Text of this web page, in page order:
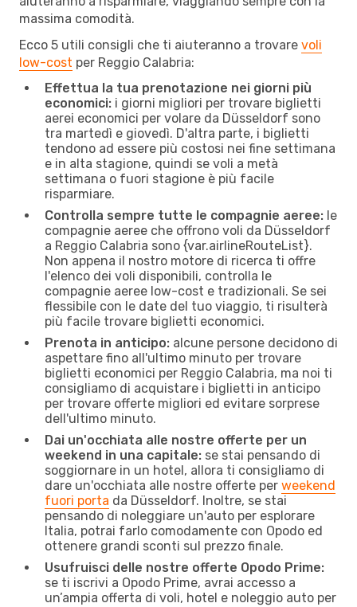
massima comodità.
Ecco 5 utili consigli che ti aiuteranno a trovare voli
low-cost per Reggio Calabria:
Effettua la tua prenotazione nei giorni più
economici: i giorni migliori per trovare biglietti
aerei economici per volare da Düsseldorf sono
tra martedì e giovedì. D'altra parte, i biglietti
tendono ad essere più costosi nei fine settimana
e in alta stagione, quindi se voli a metà
settimana o fuori stagione è più facile
risparmiare.
Controlla sempre tutte le compagnie aeree: le
compagnie aeree che offrono voli da Düsseldorf
a Reggio Calabria sono {​var.airlineRouteList}.
Non appena il nostro motore di ricerca ti offre
l'elenco dei voli disponibili, controlla le
compagnie aeree low-cost e tradizionali. Se sei
flessibile con le date del tuo viaggio, ti risulterà
più facile trovare biglietti economici.
Prenota in anticipo: alcune persone decidono di
aspettare fino all'ultimo minuto per trovare
biglietti economici per Reggio Calabria, ma noi ti
consigliamo di acquistare i biglietti in anticipo
per trovare offerte migliori ed evitare sorprese
dell'ultimo minuto.
Dai un'occhiata alle nostre offerte per un
weekend in una capitale: se stai pensando di
soggiornare in un hotel, allora ti consigliamo di
dare un'occhiata alle nostre offerte per weekend
fuori porta da Düsseldorf. Inoltre, se stai
pensando di noleggiare un'auto per esplorare
Italia, potrai farlo comodamente con Opodo ed
ottenere grandi sconti sul prezzo finale.
Usufruisci delle nostre offerte Opodo Prime:
se ti iscrivi a Opodo Prime, avrai accesso a
un’ampia offerta di voli, hotel e noleggio auto per